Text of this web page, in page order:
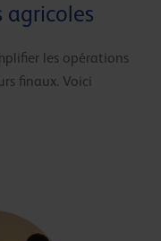
agricoles
les opérations
finaux. Voici